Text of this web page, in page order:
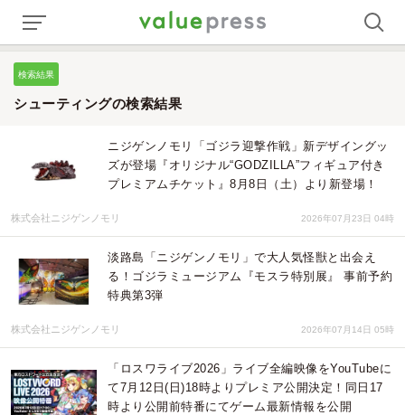
検索結果
シューティングの検索結果
ニジゲンノモリ「ゴジラ迎撃作戦」新デザイングッ
ズが登場『オリジナル“GODZILLA”フィギュア付き
プレミアムチケット』8月8日（土）より新登場！
株式会社ニジゲンノモリ 2026年07月23日 04時
淡路島「ニジゲンノモリ」で大人気怪獣と出会え
る！ゴジラミュージアム『モスラ特別展』 事前予約
特典第3弾
株式会社ニジゲンノモリ 2026年07月14日 05時
「ロスワライブ2026」ライブ全編映像をYouTubeに
て7月12日(日)18時よりプレミア公開決定！同日17
時より公開前特番にてゲーム最新情報を公開